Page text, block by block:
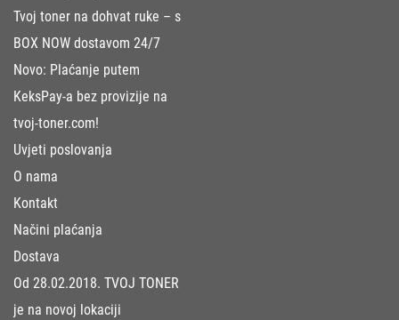
Tvoj toner na dohvat ruke – s
BOX NOW dostavom 24/7
Novo: Plaćanje putem
KeksPay-a bez provizije na
tvoj-toner.com!
Uvjeti poslovanja
O nama
Kontakt
Načini plaćanja
Dostava
Od 28.02.2018. TVOJ TONER
je na novoj lokaciji